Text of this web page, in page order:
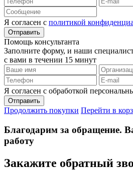
Я согласен с политикой
Помощь консультанта
Заполните форму, и наши
с вами в течении 15 минут
Я согласен с обработкой
Продолжить покупки Перейти в
Благодарим за обращение.
работу
Закажите обратный